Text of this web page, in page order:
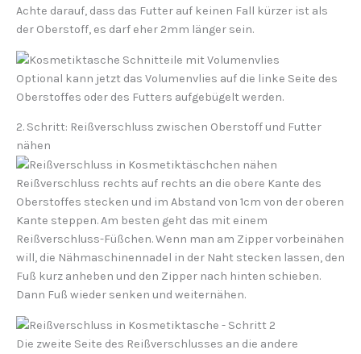
Achte darauf, dass das Futter auf keinen Fall kürzer ist als
der Oberstoff, es darf eher 2mm länger sein.
Optional kann jetzt das Volumenvlies auf die linke Seite des
Oberstoffes oder des Futters aufgebügelt werden.
2. Schritt: Reißverschluss zwischen Oberstoff und Futter
nähen
Reißverschluss rechts auf rechts an die obere Kante des
Oberstoffes stecken und im Abstand von 1cm von der oberen
Kante steppen. Am besten geht das mit einem
Reißverschluss-Füßchen. Wenn man am Zipper vorbeinähen
will, die Nähmaschinennadel in der Naht stecken lassen, den
Fuß kurz anheben und den Zipper nach hinten schieben.
Dann Fuß wieder senken und weiternähen.
Die zweite Seite des Reißverschlusses an die andere